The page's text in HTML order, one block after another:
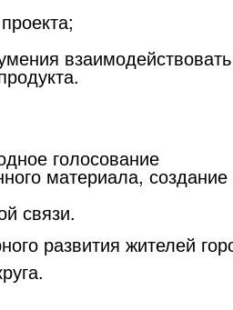
голосование
материала,
связи.
развития жителей